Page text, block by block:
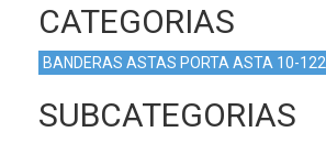
CATEGORIAS
BANDERAS ASTAS PORTA ASTA 10-122
SUBCATEGORIAS